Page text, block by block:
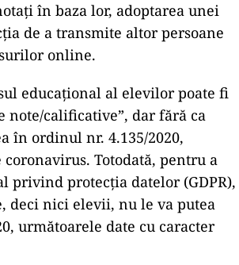
în baza lor, adoptarea unei
de a transmite altor persoane
online.
educațional al elevilor poate fi
note/calificative”, dar fără ca
în ordinul nr. 4.135/2020,
Totodată, pentru a
privind protecția datelor (GDPR),
nici elevii, nu le va putea
următoarele date cu caracter